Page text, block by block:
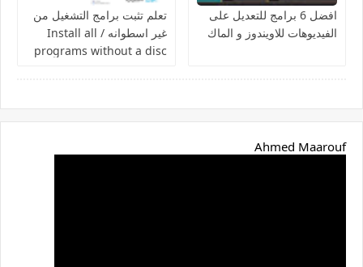
افضل 6 برامج للتعديل على
الفيديوهات للاويندوز و الماك
تعلم تثبت برامج التشغيل من
غير اسطوانه / Install all
programs without a disc
Ahmed Maarouf